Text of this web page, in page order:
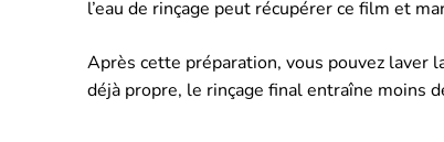
l’eau de rinçage peut récupérer ce film et
Après cette préparation, vous pouvez laver
déjà propre, le rinçage final entraîne moins